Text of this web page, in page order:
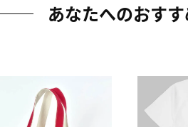
あなたへのおす